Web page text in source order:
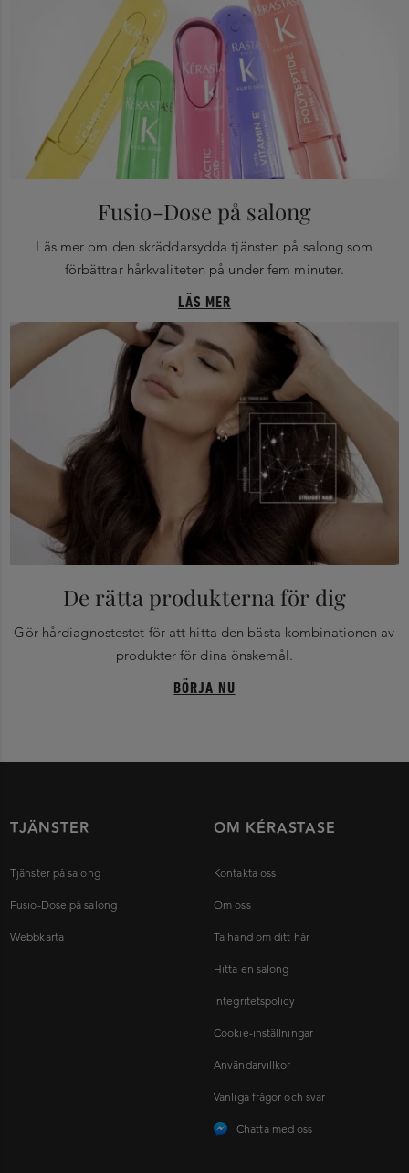
Fusio-Dose på salong
Läs mer om den skräddarsydda tjänsten på salong som
förbättrar hårkvaliteten på under fem minuter.
LÄS MER
De rätta produkterna för dig
Gör hårdiagnostestet för att hitta den bästa kombinationen av
produkter för dina önskemål.
BÖRJA NU
TJÄNSTER
Tjänster på salong
Fusio-Dose på salong
Webbkarta
OM KÉRASTASE
Kontakta oss
Om oss
Ta hand om ditt hår
Hitta en salong
Integritetspolicy
Cookie-inställningar
Användarvillkor
Vanliga frågor och svar
Chatta med oss